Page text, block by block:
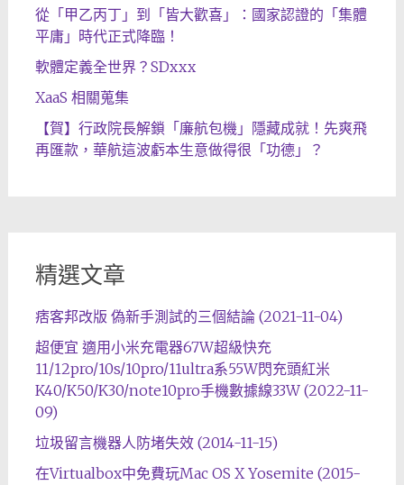
從「甲乙丙丁」到「皆大歡喜」：國家認證的「集體
平庸」時代正式降臨！
軟體定義全世界？SDxxx
XaaS 相關蒐集
【賀】行政院長解鎖「廉航包機」隱藏成就！先爽飛
再匯款，華航這波虧本生意做得很「功德」？
精選文章
痞客邦改版 偽新手測試的三個結論 (2021-11-04)
超便宜 適用小米充電器67W超級快充
11/12pro/10s/10pro/11ultra系55W閃充頭紅米
K40/K50/K30/note10pro手機數據線33W (2022-11-
09)
垃圾留言機器人防堵失效 (2014-11-15)
在Virtualbox中免費玩Mac OS X Yosemite (2015-